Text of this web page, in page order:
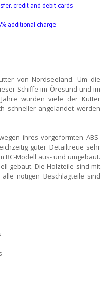
credit and debit cards
additional charge
von Nordseeland. Um die
Schiffe im Öresund und im
wurden viele der Kutter
schneller angelandet werden
ihres vorgeformten ABS-
guter Detailtreue sehr
RC-Modell aus- und umgebaut.
gebaut. Die Holzteile sind mit
nötigen Beschlagteile sind